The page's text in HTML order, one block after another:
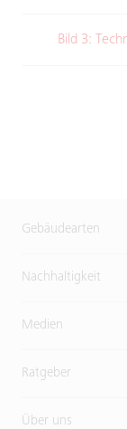
Bild 3:
Gebäudearten
Nachhaltigkeit
Medien
Ratgeber
Über uns